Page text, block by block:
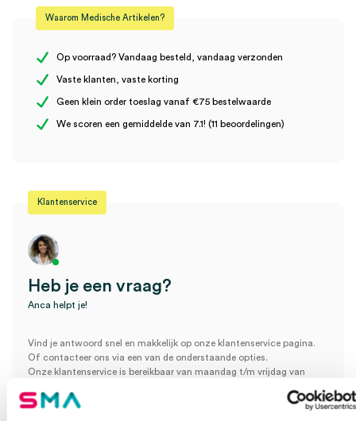
Steriel onsteriel
Er zijn nog geen beoordelingen.
HP, 10cm x 10m (1)” te beoordelen
Waarom Medische Artikelen?
Op voorraad? Vandaag besteld, vandaag verzonden
Vaste klanten, vaste korting
Geen klein order toeslag vanaf €75 bestelwaarde
We scoren een gemiddelde van 7.1! (11 beoordelingen)
Klantenservice
Heb je een vraag?
Anca helpt je!
Vind je antwoord snel en makkelijk op onze klantenservice pagina.
Of contacteer ons via een van de onderstaande opties.
Onze klantenservice is bereikbaar van maandag t/m vrijdag van